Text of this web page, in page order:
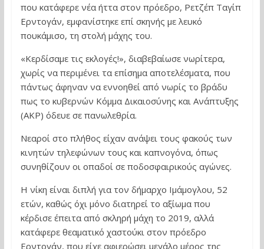
που κατάφερε νέα ήττα στον πρόεδρο, Ρετζέπ Ταγίπ
Ερντογάν, εμφανίστηκε επί σκηνής με λευκό
πουκάμισο, τη στολή μάχης του.
«Κερδίσαμε τις εκλογές!», διαβεβαίωσε νωρίτερα,
χωρίς να περιμένει τα επίσημα αποτελέσματα, που
πάντως άφηναν να εννοηθεί από νωρίς το βράδυ
πως το κυβερνών Κόμμα Δικαιοσύνης και Ανάπτυξης
(AKP) όδευε σε πανωλεθρία.
Νεαροί στο πλήθος είχαν ανάψει τους φακούς των
κινητών τηλεφώνων τους και καπνογόνα, όπως
συνηθίζουν οι οπαδοί σε ποδοσφαιρικούς αγώνες.
Η νίκη είναι διπλή για τον δήμαρχο Ιμάμογλου, 52
ετών, καθώς όχι μόνο διατηρεί το αξίωμα που
κέρδισε έπειτα από σκληρή μάχη το 2019, αλλά
κατάφερε θεαματικό χαστούκι στον πρόεδρο
Ερντογάν, που είχε αφιερώσει μεγάλο μέρος της